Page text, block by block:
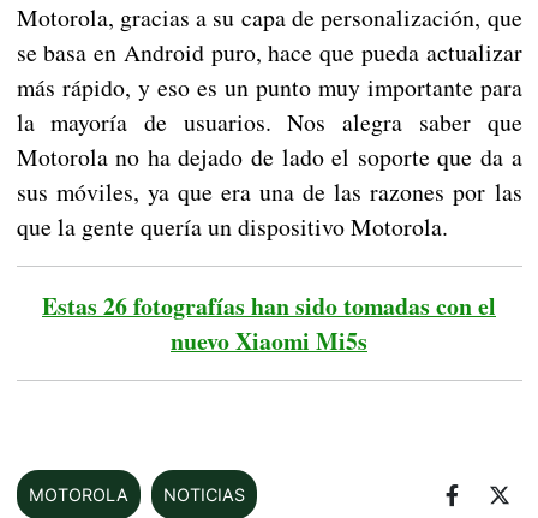
Motorola, gracias a su capa de personalización, que
se basa en Android puro, hace que pueda actualizar
más rápido, y eso es un punto muy importante para
la mayoría de usuarios. Nos alegra saber que
Motorola no ha dejado de lado el soporte que da a
sus móviles, ya que era una de las razones por las
que la gente quería un dispositivo Motorola.
Estas 26 fotografías han sido tomadas con el
nuevo Xiaomi Mi5s
MOTOROLA NOTICIAS